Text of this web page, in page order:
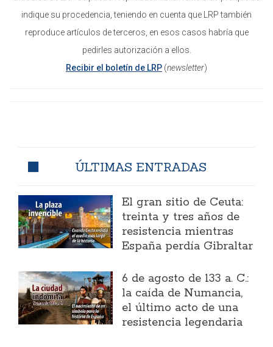
indique su procedencia, teniendo en cuenta que LRP también
reproduce artículos de terceros, en esos casos habría que
pedirles autorización a ellos
Recibir el boletín de LRP (newsletter)
ÚLTIMAS ENTRADAS
El gran sitio de Ceuta:
treinta y tres años de
resistencia mientras
España perdía Gibraltar
6 de agosto de 133 a. C.:
la caída de Numancia,
el último acto de una
resistencia legendaria